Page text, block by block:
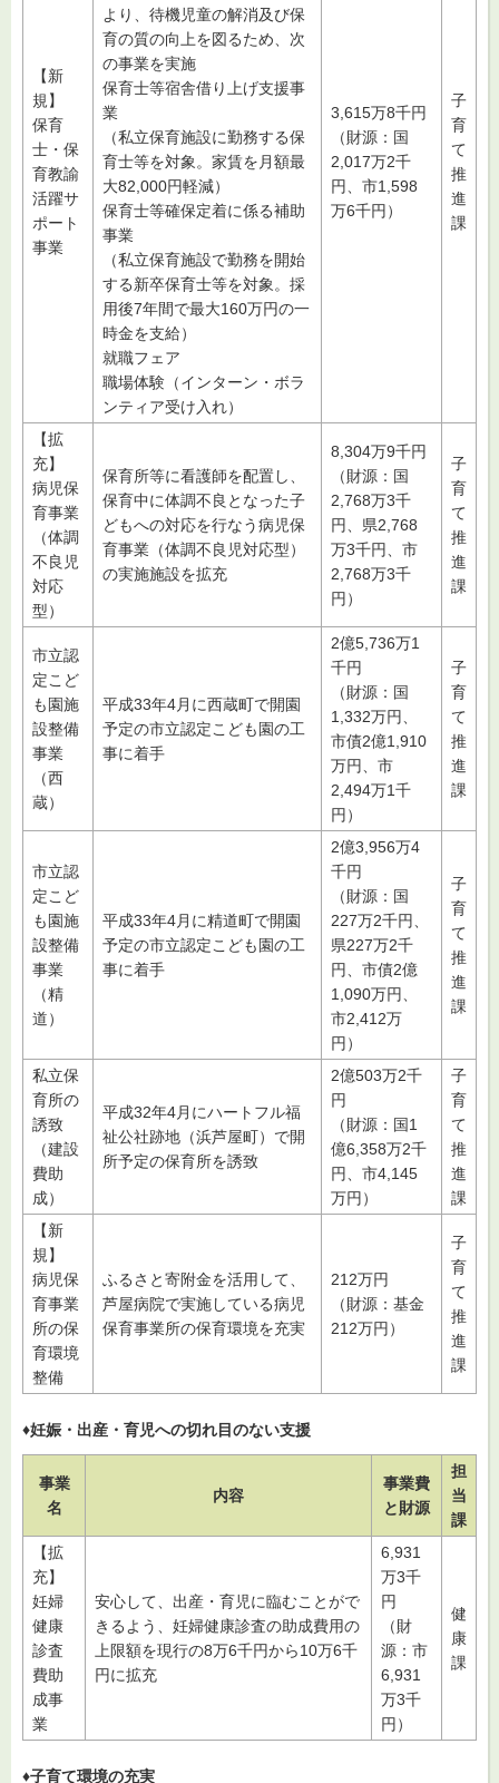
【新
規】
保育
士・保
育教諭
活躍サ
ポート
事業
より、待機児童の解消及び保
育の質の向上を図るため、次
の事業を実施
保育士等宿舎借り上げ支援事
業
（私立保育施設に勤務する保
育士等を対象。家賃を月額最
大82,000円軽減）
保育士等確保定着に係る補助
事業
（私立保育施設で勤務を開始
する新卒保育士等を対象。採
用後7年間で最大160万円の一
時金を支給）
就職フェア
職場体験（インターン・ボラ
ンティア受け入れ）
3,615万8千円
（財源：国
2,017万2千
円、市1,598
万6千円）
子
育
て
推
進
課
【拡
充】
病児保
育事業
（体調
不良児
対応
型）
保育所等に看護師を配置し、
保育中に体調不良となった子
どもへの対応を行なう病児保
育事業（体調不良児対応型）
の実施施設を拡充
8,304万9千円
（財源：国
2,768万3千
円、県2,768
万3千円、市
2,768万3千
円）
子
育
て
推
進
課
市立認
定こど
も園施
設整備
事業
（西
蔵）
平成33年4月に西蔵町で開園
予定の市立認定こども園の工
事に着手
2億5,736万1
千円
（財源：国
1,332万円、
市債2億1,910
万円、市
2,494万1千
円）
子
育
て
推
進
課
市立認
定こど
も園施
設整備
事業
（精
道）
平成33年4月に精道町で開園
予定の市立認定こども園の工
事に着手
2億3,956万4
千円
（財源：国
227万2千円、
県227万2千
円、市債2億
1,090万円、
市2,412万
円）
子
育
て
推
進
課
私立保
育所の
誘致
（建設
費助
成）
平成32年4月にハートフル福
祉公社跡地（浜芦屋町）で開
所予定の保育所を誘致
2億503万2千
円
（財源：国1
億6,358万2千
円、市4,145
万円）
子
育
て
推
進
課
【新
規】
病児保
育事業
所の保
育環境
整備
ふるさと寄附金を活用して、
芦屋病院で実施している病児
保育事業所の保育環境を充実
212万円
（財源：基金
212万円）
子
育
て
推
進
課
♦妊娠・出産・育児への切れ目のない支援
事業
名
内容
事業費
と財源
担
当
課
【拡
充】
妊婦
健康
診査
費助
成事
業
安心して、出産・育児に臨むことがで
きるよう、妊婦健康診査の助成費用の
上限額を現行の8万6千円から10万6千
円に拡充
6,931
万3千
円
（財
源：市
6,931
万3千
円）
健
康
課
♦子育て環境の充実